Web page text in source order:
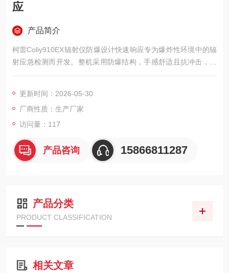
应
产品简介
柯雷Coliy910EX辐射仪防爆设计快速响应专为爆炸性环境中的辐
射应急检测而开发。整机采用防爆结构，手感舒适且抗冲击，响
应时间仅需1秒，可迅速定位X、γ射线异常。设备量程覆盖0.01μ
消防救援及现场排查等紧迫场景。
更新时间：2026-05-30
厂商性质：生产厂家
访问量：117
产品咨询 15866811287
产品分类
PRODUCT CLASSIFICATION
相关文章